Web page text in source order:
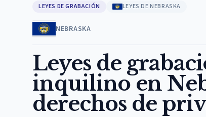
LEYES DE GRABACIÓN LEYES DE NEBRASKA
NEBRASKA
Leyes de
inquilino en
derechos de